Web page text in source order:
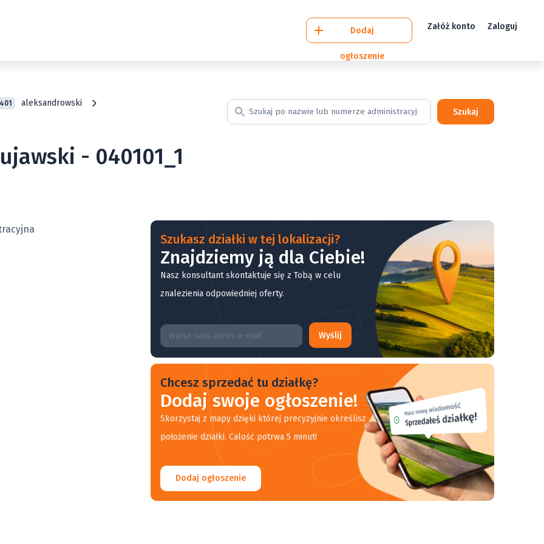
Dodaj
ogłoszenie
Załóż konto Zaloguj
aleksandrowski
Szukaj
- 040101_1
Szukasz działki w tej lokalizacji?
Znajdziemy ją dla Ciebie!
Nasz konsultant skontaktuje się z Tobą w celu
znalezienia odpowiedniej oferty.
Wyślij
Chcesz sprzedać tu działkę?
Dodaj swoje ogłoszenie!
Skorzystaj z mapy dzięki której precyzyjnie określisz
położenie działki. Calość potrwa 5 minut!
Dodaj ogłoszenie